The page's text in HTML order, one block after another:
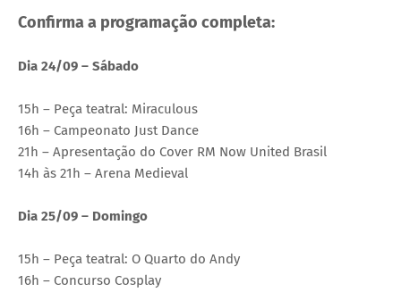
Confirma a programação completa:
Dia 24/09 – Sábado
15h – Peça teatral: Miraculous
16h – Campeonato Just Dance
21h – Apresentação do Cover RM Now United Brasil
14h às 21h – Arena Medieval
Dia 25/09 – Domingo
15h – Peça teatral: O Quarto do Andy
16h – Concurso Cosplay